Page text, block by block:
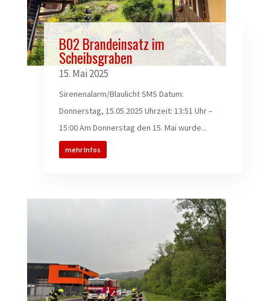
B02 Brandeinsatz im
Scheibsgraben
15. Mai 2025
Sirenenalarm/Blaulicht SMS Datum:
Donnerstag, 15.05.2025 Uhrzeit: 13:51 Uhr –
15:00 Am Donnerstag den 15. Mai wurde...
mehr Infos